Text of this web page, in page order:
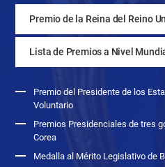
Premio de la Reina del Reino
Lista de Premios a Nivel
Premio del Presidente de los
Voluntario
Premios Presidenciales de tres
Corea
Medalla al Mérito Legislativo de